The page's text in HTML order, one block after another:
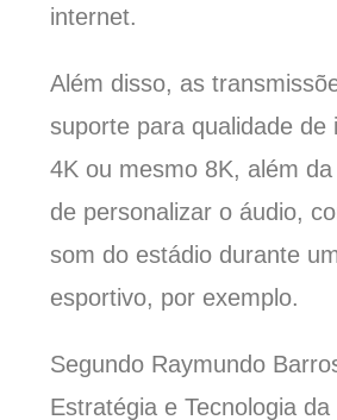
internet.
Além disso, as
suporte para qualidade de
4K ou mesmo 8K, além
de personalizar o áudio,
som do estádio durante
esportivo, por exemplo.
Segundo Raymundo
Estratégia e Tecnologia